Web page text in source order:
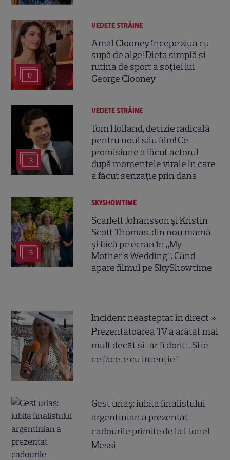
17
VEDETE STRĂINE
Amal Clooney începe ziua cu
supă de alge! Dieta simplă și
rutina de sport a soției lui
George Clooney
13
VEDETE STRĂINE
Tom Holland, decizie radicală
pentru noul său film! Ce
promisiune a făcut actorul
după momentele virale în care
a făcut senzație prin dans
13
SKYSHOWTIME
Scarlett Johansson și Kristin
Scott Thomas, din nou mamă
și fiică pe ecran în „My
Mother's Wedding”. Când
apare filmul pe SkyShowtime
Incident neașteptat în direct »
Prezentatoarea TV a arătat mai
mult decât și-ar fi dorit: „Știe
ce face, e cu intenție”
Gest uriaș: iubita finalistului
argentinian a prezentat
cadourile primite de la Lionel
Messi